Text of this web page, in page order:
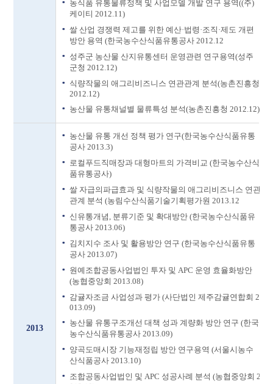
농식품 유통물류정책 및 사업모델 개발 연구 용역((주)
케이티 2012.11)
쌀 산업 경쟁력 제고를 위한 예산·법령·조직·제도 개편
방안 용역 (한국농수산식품유통공사 2012.12
성주군 농산물 산지유통센터 운영관련 연구용역(성주
군청 2012.12)
식량작물의 애그리비즈니스 연관관계 분석(농촌진흥청
2012.12)
농산물 유통채널별 물류특성 분석(농촌진흥청 2012.12)
2013
농산물 유통 개선 정책 평가 연구(한국농수산식품유통
공사 2013.3)
로컬푸드직매장과 대형마트의 가격비교 (한국농수산식
품유통공사)
쌀 자급의파급효과 및 식량작물의 애그리비즈니스 연관
관계 분석 (농림수산식품기술기획평가원 2013.12
신유통개념, 분류기준 및 확대방안 (한국농수산식품유
통공사 2013.06)
김치지수 조사 및 활용방안 연구 (한국농수산식품유통
공사 2013.07)
원예조합공동사업법인 투자 및 APC 운영 효율화방안
(농협중앙회 2013.08)
감귤자조금 사업성과 평가 (사단법인 제주감귤연합회 2
013.09)
농산물 유통구조개선 대책 성과 계량화 방안 연구 (한국
농수산식품유통공사 2013.09)
양곡도매시장 기능재정립 방안 연구용역 (서울시농수
산식품공사 2013.10)
조합공동사업법인 및 APC 성공사례 분석 (농협중앙회 2